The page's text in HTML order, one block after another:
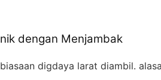
dengan Menjambak
digdaya larat diambil.